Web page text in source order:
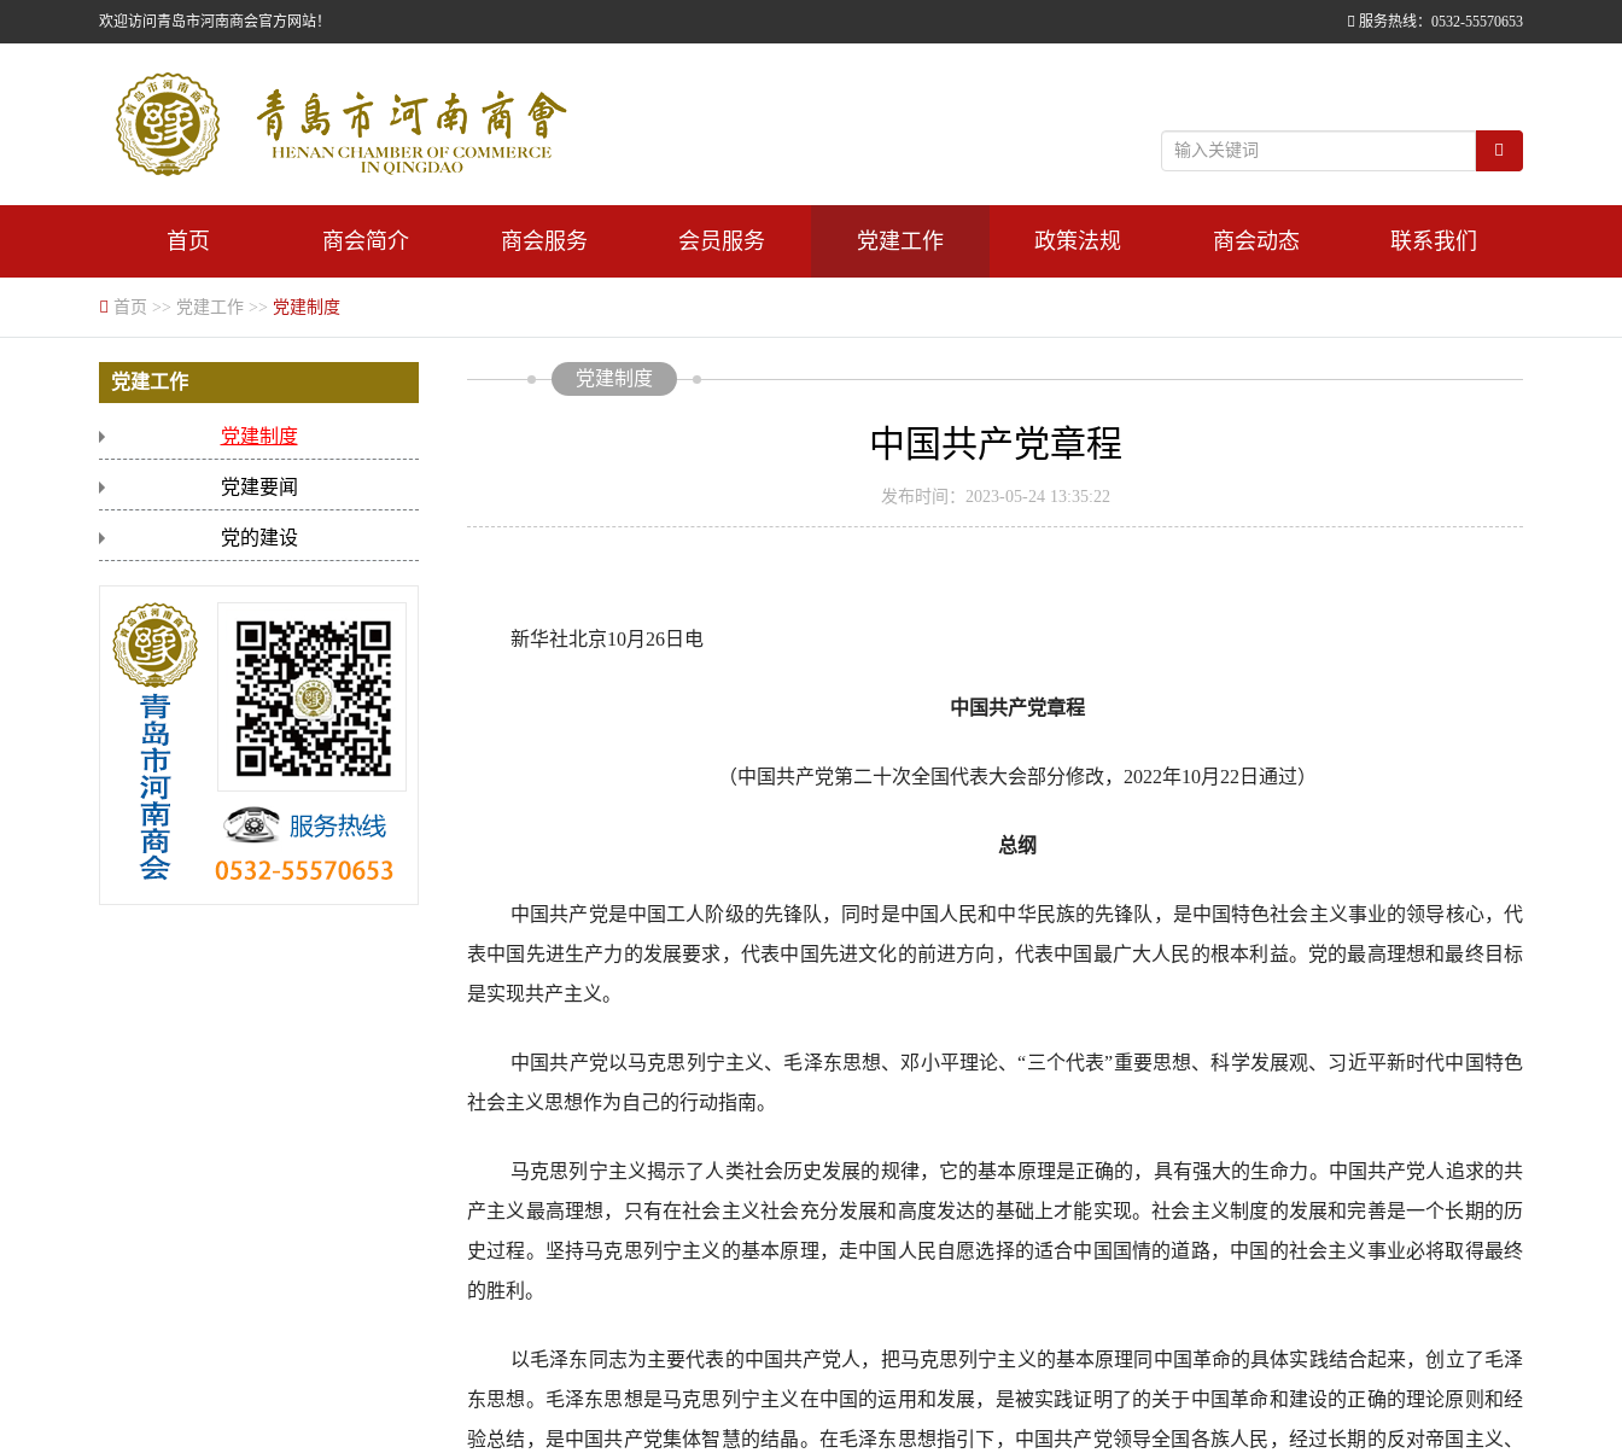
服务热线：0532-55570653
欢迎访问青岛市河南商会官方网站！
首页 商会简介 商会服务 会员服务 党建工作 政策法规 商会动态 联系我们
首页 >> 党建工作 >> 党建制度
党建工作
党建制度
党建要闻
党的建设
党建制度
中国共产党章程
发布时间：2023-05-24 13:35:22
新华社北京10月26日电
中国共产党章程
（中国共产党第二十次全国代表大会部分修改，2022年10月22日通过）
总纲
中国共产党是中国工人阶级的先锋队，同时是中国人民和中华民族的先锋队，是中国特色社会主义事业的领导核心，代
表中国先进生产力的发展要求，代表中国先进文化的前进方向，代表中国最广大人民的根本利益。党的最高理想和最终目标
是实现共产主义。
中国共产党以马克思列宁主义、毛泽东思想、邓小平理论、“三个代表”重要思想、科学发展观、习近平新时代中国特色
社会主义思想作为自己的行动指南。
马克思列宁主义揭示了人类社会历史发展的规律，它的基本原理是正确的，具有强大的生命力。中国共产党人追求的共
产主义最高理想，只有在社会主义社会充分发展和高度发达的基础上才能实现。社会主义制度的发展和完善是一个长期的历
史过程。坚持马克思列宁主义的基本原理，走中国人民自愿选择的适合中国国情的道路，中国的社会主义事业必将取得最终
的胜利。
以毛泽东同志为主要代表的中国共产党人，把马克思列宁主义的基本原理同中国革命的具体实践结合起来，创立了毛泽
东思想。毛泽东思想是马克思列宁主义在中国的运用和发展，是被实践证明了的关于中国革命和建设的正确的理论原则和经
验总结，是中国共产党集体智慧的结晶。在毛泽东思想指引下，中国共产党领导全国各族人民，经过长期的反对帝国主义、